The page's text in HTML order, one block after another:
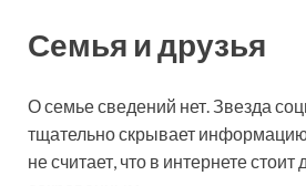
Семья и друзья
О семье сведений нет. Звезда
тщательно скрывает
не считает, что в интернете